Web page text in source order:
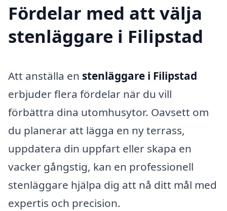
Fördelar med att välja
stenläggare i Filipstad
Att anställa en stenläggare i Filipstad
erbjuder flera fördelar när du vill
förbättra dina utomhusytor. Oavsett om
du planerar att lägga en ny terrass,
uppdatera din uppfart eller skapa en
vacker gångstig, kan en professionell
stenläggare hjälpa dig att nå ditt mål med
expertis och precision.